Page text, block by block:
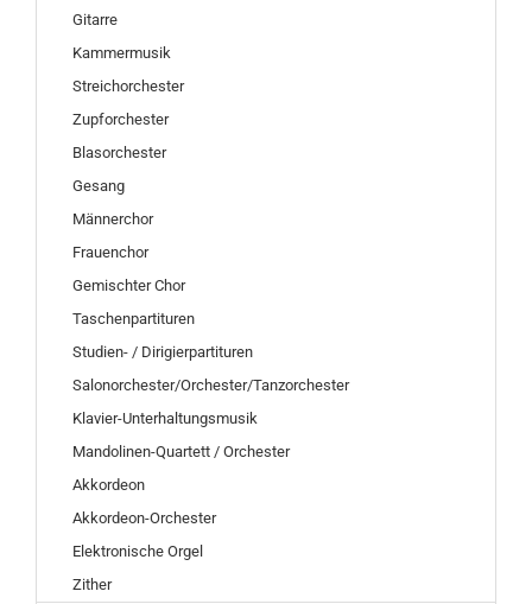
Gitarre
Kammermusik
Streichorchester
Zupforchester
Blasorchester
Gesang
Männerchor
Frauenchor
Gemischter Chor
Taschenpartituren
Studien- / Dirigierpartituren
Salonorchester/Orchester/Tanzorchester
Klavier-Unterhaltungsmusik
Mandolinen-Quartett / Orchester
Akkordeon
Akkordeon-Orchester
Elektronische Orgel
Zither